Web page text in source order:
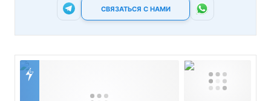
СВЯЗАТЬСЯ С НАМИ